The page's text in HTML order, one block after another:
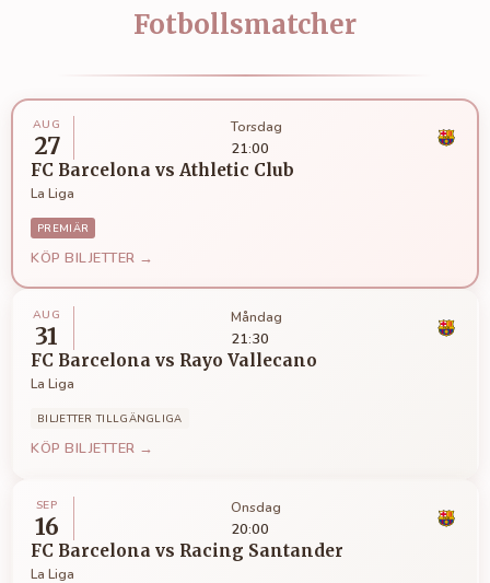
Fotbollsmatcher
AUG
27
Torsdag
21:00
FC Barcelona vs Athletic Club
La Liga
PREMIÄR
KÖP BILJETTER →
AUG
31
Måndag
21:30
FC Barcelona vs Rayo Vallecano
La Liga
BILJETTER TILLGÄNGLIGA
KÖP BILJETTER →
SEP
16
Onsdag
20:00
FC Barcelona vs Racing Santander
La Liga